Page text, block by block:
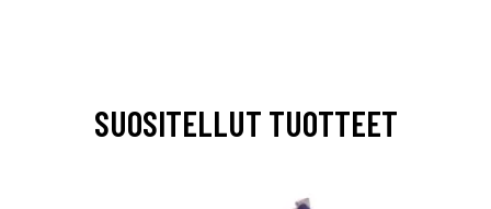
SUOSITELLUT TUOTTEET